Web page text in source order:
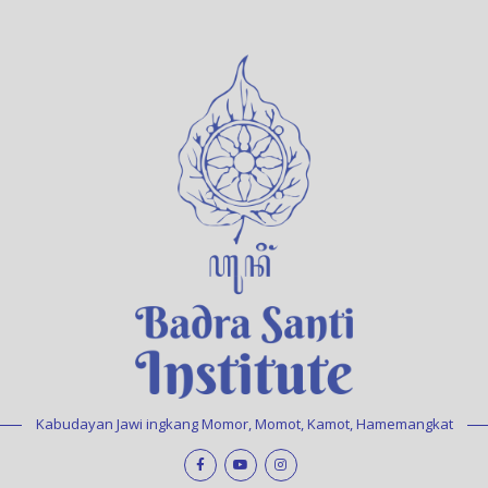
Kabudayan Jawi ingkang Momor, Momot, Kamot, Hamemangkat